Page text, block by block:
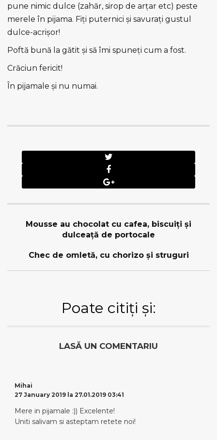
pune nimic dulce (zahăr, sirop de arțar etc) peste
merele în pijama. Fiți puternici și savurați gustul
dulce-acrișor!
Poftă bună la gătit și să îmi spuneți cum a fost.
Crăciun fericit!
În pijamale și nu numai.
Mousse au chocolat cu cafea, biscuiți și
dulceață de portocale
Chec de omletă, cu chorizo și struguri
Poate citiți și:
LASĂ UN COMENTARIU
Mihai
27 January 2019 la 27.01.2019 03:41
Mere in pijamale :)) Excelente!
Uniti salivam si asteptam retete noi!